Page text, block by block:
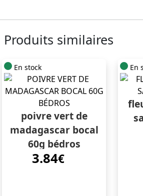
Produits similaires
En stock
poivre vert de
madagascar bocal
60g bédros
3.84€
En